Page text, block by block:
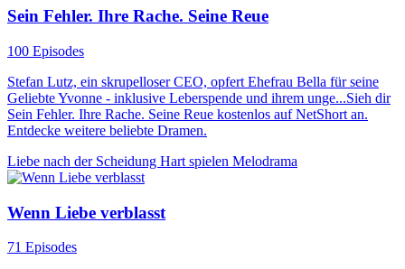
Sein Fehler. Ihre Rache. Seine Reue
100 Episodes
Stefan Lutz, ein skrupelloser CEO, opfert Ehefrau Bella für seine
Geliebte Yvonne - inklusive Leberspende und ihrem unge...Sieh dir
Sein Fehler. Ihre Rache. Seine Reue kostenlos auf NetShort an.
Entdecke weitere beliebte Dramen.
Liebe nach der Scheidung Hart spielen Melodrama
Wenn Liebe verblasst
71 Episodes